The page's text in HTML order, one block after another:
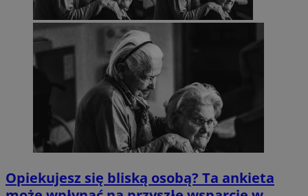
Opiekujesz się bliską osobą? Ta ankieta